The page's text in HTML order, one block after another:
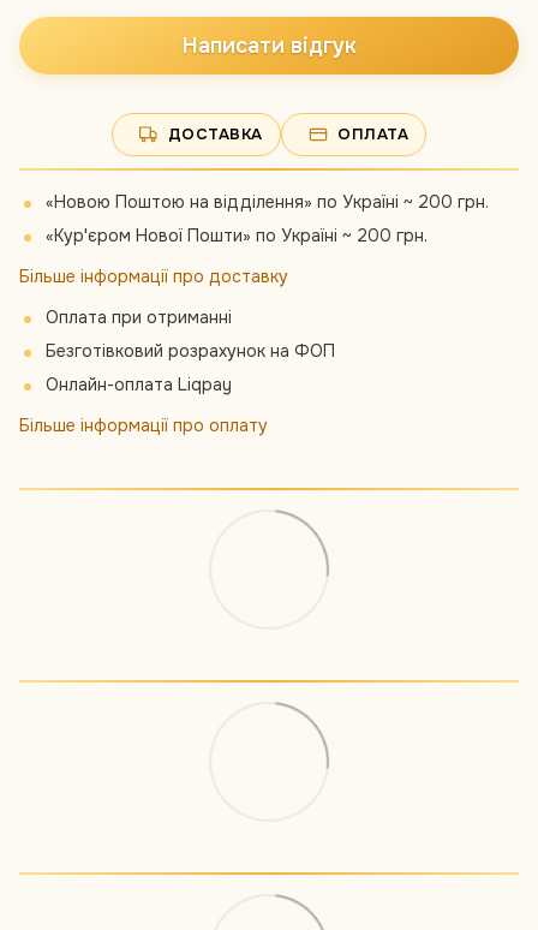
Написати відгук
ДОСТАВКА ОПЛАТА
«Новою Поштою на відділення» по Україні ~ 200 грн.
«Кур'єром Нової Пошти» по Україні ~ 200 грн.
Більше інформації про доставку
Оплата при отриманні
Безготівковий розрахунок на ФОП
Онлайн-оплата Liqpay
Більше інформації про оплату